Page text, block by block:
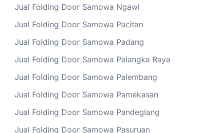
Jual Folding Door Samowa Ngawi
Jual Folding Door Samowa Pacitan
Jual Folding Door Samowa Padang
Jual Folding Door Samowa Palangka Raya
Jual Folding Door Samowa Palembang
Jual Folding Door Samowa Pamekasan
Jual Folding Door Samowa Pandeglang
Jual Folding Door Samowa Pasuruan